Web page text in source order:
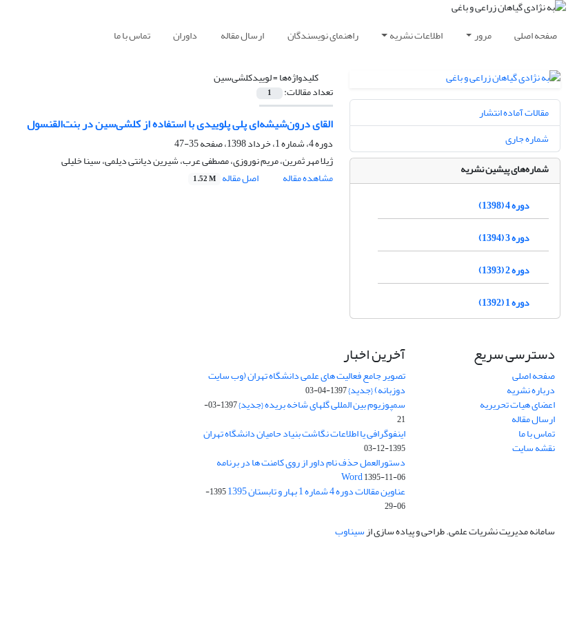
صفحه اصلی مرور اطلاعات نشریه راهنمای نویسندگان ارسال مقاله داوران تماس با ما
کلیدواژه‌ها =لوییدکلشی‌سین
تعداد مقالات: 1
القای درون‌شیشه‌ای پلی پلوییدی با استفاده از کلشی‌سین در بنت‌القنسول
دوره 4، شماره 1، خرداد 1398، صفحه
35-47
ژیلا مهر ثمرین، مریم نوروزی، مصطفی عرب، شیرین دیانتی دیلمی، سینا خلیلی
مشاهده مقاله
اصل مقاله 1.52 M
مقالات آماده انتشار
شماره جاری
شماره‌های پیشین نشریه
دوره 4 (1398)
دوره 3 (1394)
دوره 2 (1393)
دوره 1 (1392)
دسترسی سریع
صفحه اصلی
درباره نشریه
اعضای هیات تحریریه
ارسال مقاله
تماس با ما
نقشه سایت
آخرین اخبار
تصویر جامع فعالیت های علمی دانشگاه تهران (وب سایت
دوزبانه) {جدید}1397-04-03
سمپوزیوم بین المللی گلهای شاخه بریده {جدید}
1397-03-
21
اینفوگرافی یا اطلاعات نگاشت بنیاد حامیان دانشگاه تهران
1395-12-03
دستورالعمل حذف نام داور از روی کامنت ها در برنامه
Word1395-11-06
عناوین مقالات دوره 4 شماره 1 بهار و تابستان 1395
1395-
06-29
سامانه مدیریت نشریات علمی.طراحی و پیاده سازی ازسیناوب